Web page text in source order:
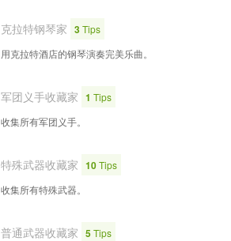
克拉特钢琴家 3Tips
用克拉特酒店的钢琴演奏完美乐曲。
军团义手收藏家 1 Tips
收集所有军团义手。
特殊武器收藏家 10Tips
收集所有特殊武器。
普通武器收藏家 5Tips